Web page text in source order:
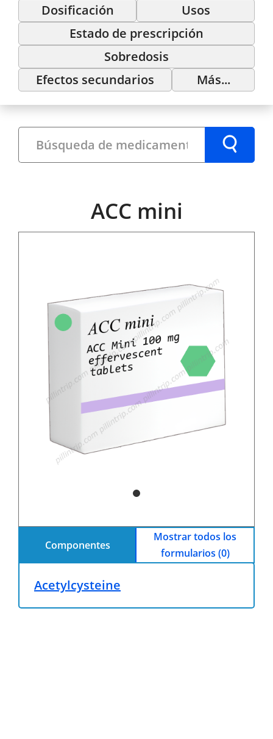
Dosificación
Usos
Estado de prescripción
Sobredosis
Efectos secundarios
Más...
ACC mini
Componentes
Mostrar todos los
formularios (0)
Acetylcysteine